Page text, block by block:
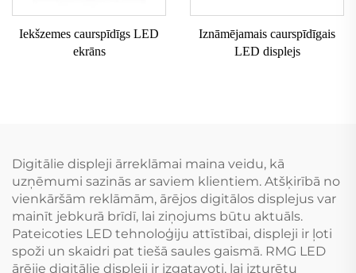
Iekšzemes caurspīdīgs LED
ekrāns
Iznāmējamais caurspīdīgais
LED displejs
Digitālie displeji ārreklāmai maina veidu, kā
uzņēmumi sazinās ar saviem klientiem. Atšķirībā no
vienkāršām reklāmām, ārējos digitālos displejus var
mainīt jebkurā brīdī, lai ziņojums būtu aktuāls.
Pateicoties LED tehnoloģiju attīstībai, displeji ir ļoti
spoži un skaidri pat tiešā saules gaismā. RMG LED
ārējie digitālie displeji ir izgatavoti, lai izturētu